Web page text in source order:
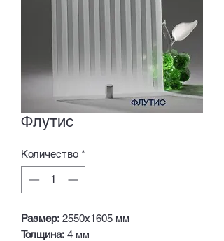
Флутис
Количество *
Размер: 2550х1605 мм
Толщина: 4 мм